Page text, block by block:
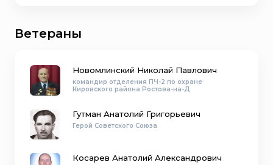
Ветераны
Новомлинский Николай Павлович
командир отделения ПЧ-2 по охране
Кировского района Ростова-на-Д
Гутман Анатолий Григорьевич
Герой Советского Союза
Косарев Анатолий Александрович